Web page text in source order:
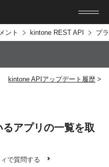
ント kintone REST API プ
kintone APIアップデート履歴
アプリの一覧を取
で質問する